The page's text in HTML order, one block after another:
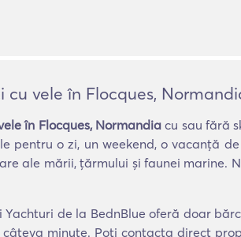
cu vele în Flocques,
în Flocques, Normandia cu sau fără
pentru o zi, un weekend, o vacanță
ale mării, țărmului și faunei
de la BednBlue oferă doar
minute. Poți contacta direct